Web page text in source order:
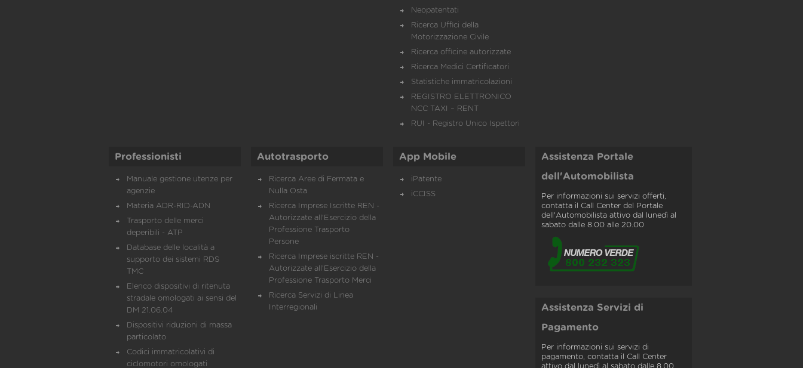
Neopatentati
Ricerca Uffici della
Motorizzazione Civile
Ricerca officine autorizzate
Ricerca Medici Certificatori
Statistiche immatricolazioni
REGISTRO ELETTRONICO
NCC TAXI – RENT
RUI - Registro Unico Ispettori
Professionisti
Manuale gestione utenze per
agenzie
Materia ADR-RID-ADN
Trasporto delle merci
deperibili - ATP
Database delle località a
supporto dei sistemi RDS
TMC
Elenco dispositivi di ritenuta
stradale omologati ai sensi del
DM 21.06.04
Dispositivi riduzioni di massa
particolato
Codici immatricolativi di
ciclomotori omologati
Autotrasporto
Ricerca Aree di Fermata e
Nulla Osta
Ricerca Imprese Iscritte REN -
Autorizzate all'Esercizio della
Professione Trasporto
Persone
Ricerca Imprese iscritte REN -
Autorizzate all'Esercizio della
Professione Trasporto Merci
Ricerca Servizi di Linea
Interregionali
App Mobile
iPatente
iCCISS
Assistenza Portale
dell'Automobilista
Per informazioni sui servizi offerti,
contatta il Call Center del Portale
dell'Automobilista attivo dal lunedì al
sabato dalle 8.00 alle 20.00
Assistenza Servizi di
Pagamento
Per informazioni sui servizi di
pagamento, contatta il Call Center